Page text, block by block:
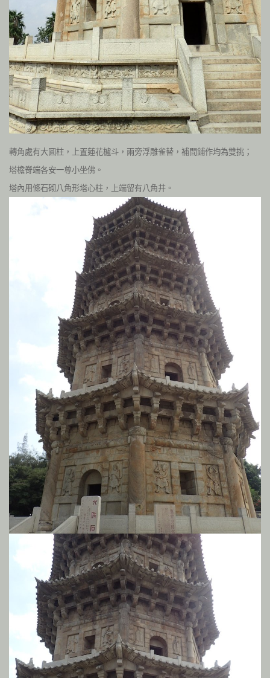
轉角處有大圓柱，上置蓮花櫨斗，兩旁浮雕雀替，補間鋪作均為雙挑；
塔檐脊端各安一尊小坐佛。
塔內用條石砌八角形塔心柱，上端留有八角井。